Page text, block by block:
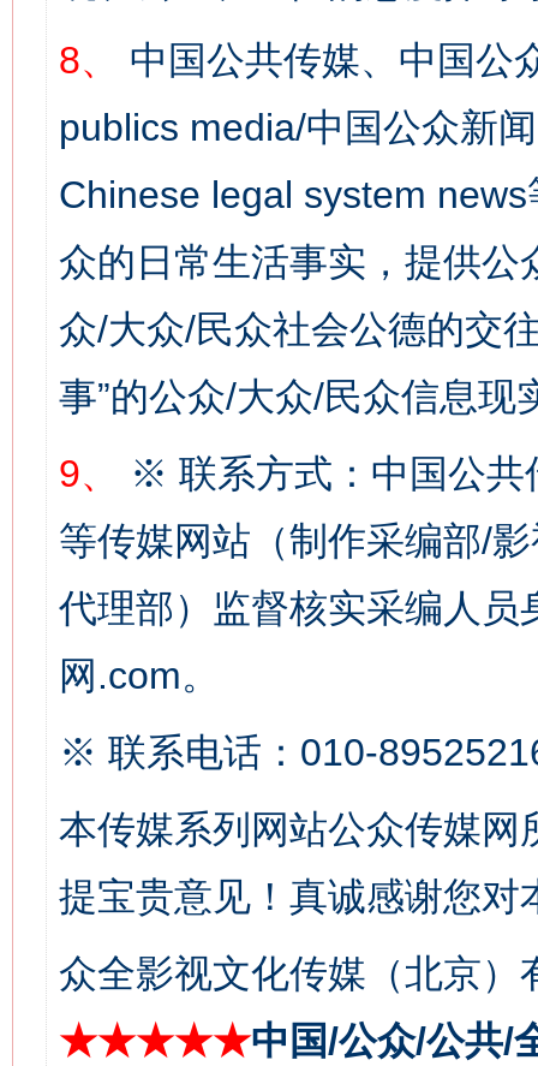
8、
中国公共传媒、中国公
publics media/中国公众新
Chinese legal system
众的日常生活事实，提供
众/大众/民众社会公德的交
事”的公众/大众/民众信息现
9、
※ 联系方式：中国公共
等传媒网站（制作采编部/
代理部）监督核实采编人员
网.com。
※ 联系电话：010-
本传媒系列网站公众传媒
提宝贵意见！真诚感谢您
众全影视文化传媒（北京）
★★★★★中国/公众/公共/
网上购药对药下症？
这是一记警钟！ 谢
今